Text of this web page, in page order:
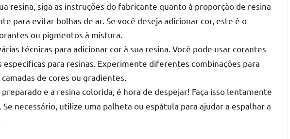
de
tampinhas
resinadas.
resina, siga as instruções do fabricante quanto à proporção de resina
para evitar bolhas de ar. Se você deseja adicionar cor, este é o
ou pigmentos à mistura.
técnicas para adicionar cor à sua resina. Você pode usar corantes
para resinas. Experimente diferentes combinações para
de cores ou gradientes.
e a resina colorida, é hora de despejar! Faça isso lentamente
necessário, utilize uma palheta ou espátula para ajudar a espalhar a